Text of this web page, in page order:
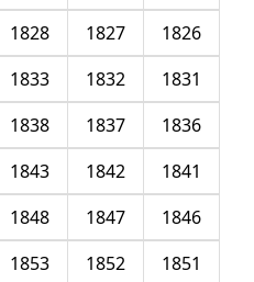
1826
1827
1828
1831
1832
1833
1836
1837
1838
1841
1842
1843
1846
1847
1848
1851
1852
1853